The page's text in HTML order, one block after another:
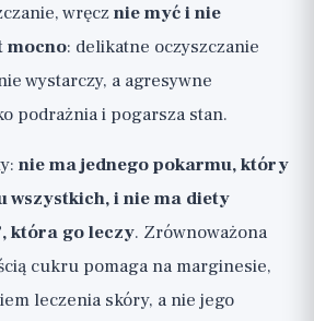
wręcznie myć i nie
mocno: delikatne oczyszczanie
wystarczy, a agresywne
podrażnia i pogarsza stan.
nie ma jednego pokarmu, który
wszystkich, i nie ma diety
która go leczy. Zrównoważona
cukru pomaga na marginesie,
leczenia skóry, a nie jego